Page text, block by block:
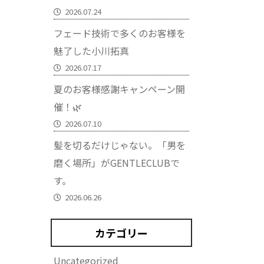
2026.07.24
フェード技術で多くのお客様を
魅了した小川拓真
2026.07.17
夏のお客様感謝キャンペーン開
催！🌿
2026.07.10
髪を切るだけじゃない。「男を
磨く場所」がGENTLECLUBで
す。
2026.06.26
カテゴリー
Uncategorized